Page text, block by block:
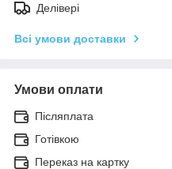
Делівері
Всі умови доставки
Умови оплати
Післяплата
Готівкою
Переказ на картку